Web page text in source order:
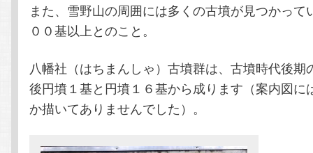
また、雪野山の周囲には多くの古墳が見つかって
００基以上とのこと。
八幡社（はちまんしゃ）古墳群は、古墳時代後期
後円墳１基と円墳１６基から成ります（案内図に
か描いてありませんでした）。